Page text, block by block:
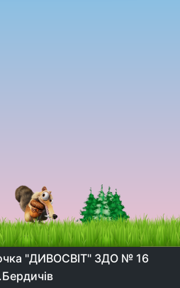
"ДИВОСВІТ" ЗДО № 16